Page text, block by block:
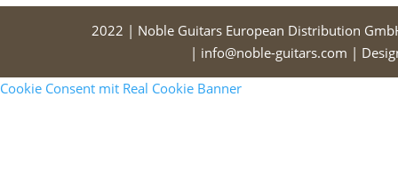
2022 | Noble Guitars European Distribution
| info@noble-guitars.com |
Cookie Consent mit Real Cookie Banner